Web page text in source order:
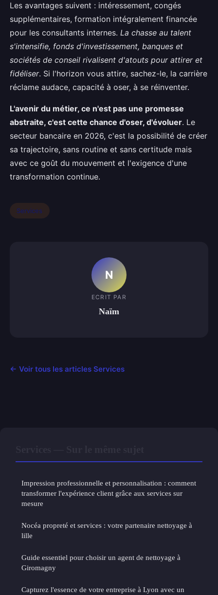
Les avantages suivent : intéressement, congés
supplémentaires, formation intégralement financée
pour les consultants internes. La chasse au talent
s'intensifie, fonds d'investissement, banques et
sociétés de conseil rivalisent d'atouts pour attirer et
fidéliser. Si l'horizon vous attire, sachez-le, la carrière
réclame audace, capacité à oser, à se réinventer.
L'avenir du métier, ce n'est pas une promesse
abstraite, c'est cette chance d'oser, d'évoluer. Le
secteur bancaire en 2026, c'est la possibilité de créer
sa trajectoire, sans routine et sans certitude mais
avec ce goût du mouvement et l'exigence d'une
transformation continue.
Services
N
ECRIT PAR
Naïm
← Voir tous les articles Services
Impression professionnelle et personnalisation : comment
transformer l'expérience client grâce aux services sur
mesure
Nocéa propreté et services : votre partenaire nettoyage à
lille
Guide essentiel pour choisir un agent de nettoyage à
Giromagny
Capturez l'essence de votre entreprise à Lyon avec un